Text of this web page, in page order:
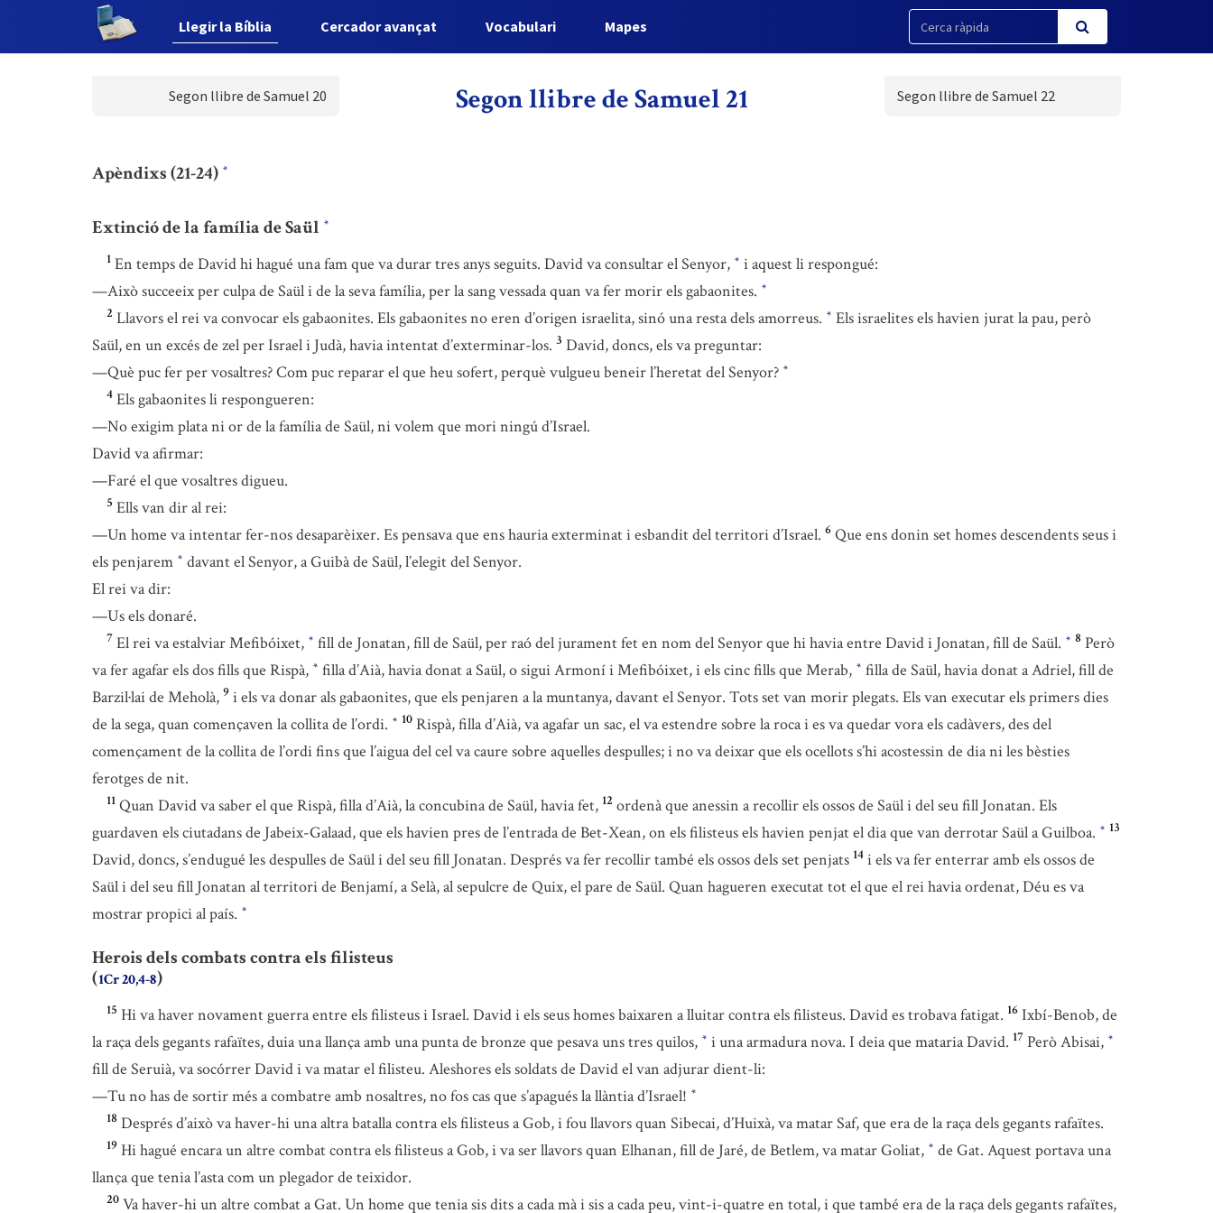
Llegir la Bíblia Cercador avançat Vocabulari Mapes
Segon llibre de Samuel 20 Segon llibre de Samuel 21 Segon llibre de Samuel 22
Apèndixs (21-24) *
Extinció de la família de Saül *
1 En temps de David hi hagué una fam que va durar tres anys seguits. David va consultar el Senyor, * i aquest li respongué:
—Això succeeix per culpa de Saül i de la seva família, per la sang vessada quan va fer morir els gabaonites. *
2 Llavors el rei va convocar els gabaonites. Els gabaonites no eren d’origen israelita, sinó una resta dels amorreus. * Els israelites els havien jurat la pau, però
Saül, en un excés de zel per Israel i Judà, havia intentat d’exterminar-los. 3 David, doncs, els va preguntar:
—Què puc fer per vosaltres? Com puc reparar el que heu sofert, perquè vulgueu beneir l’heretat del Senyor? *
4 Els gabaonites li respongueren:
—No exigim plata ni or de la família de Saül, ni volem que mori ningú d’Israel.
David va afirmar:
—Faré el que vosaltres digueu.
5 Ells van dir al rei:
—Un home va intentar fer-nos desaparèixer. Es pensava que ens hauria exterminat i esbandit del territori d’Israel. 6 Que ens donin set homes descendents seus i
els penjarem * davant el Senyor, a Guibà de Saül, l’elegit del Senyor.
El rei va dir:
—Us els donaré.
7 El rei va estalviar Mefibóixet, * fill de Jonatan, fill de Saül, per raó del jurament fet en nom del Senyor que hi havia entre David i Jonatan, fill de Saül. * 8 Però
va fer agafar els dos fills que Rispà, * filla d’Aià, havia donat a Saül, o sigui Armoní i Mefibóixet, i els cinc fills que Merab, * filla de Saül, havia donat a Adriel, fill de
Barzil·lai de Meholà, 9 i els va donar als gabaonites, que els penjaren a la muntanya, davant el Senyor. Tots set van morir plegats. Els van executar els primers dies
de la sega, quan començaven la collita de l’ordi. * 10 Rispà, filla d’Aià, va agafar un sac, el va estendre sobre la roca i es va quedar vora els cadàvers, des del
començament de la collita de l’ordi fins que l’aigua del cel va caure sobre aquelles despulles; i no va deixar que els ocellots s’hi acostessin de dia ni les bèsties
ferotges de nit.
11 Quan David va saber el que Rispà, filla d’Aià, la concubina de Saül, havia fet, 12 ordenà que anessin a recollir els ossos de Saül i del seu fill Jonatan. Els
guardaven els ciutadans de Jabeix-Galaad, que els havien pres de l’entrada de Bet-Xean, on els filisteus els havien penjat el dia que van derrotar Saül a Guilboa. * 13
David, doncs, s’endugué les despulles de Saül i del seu fill Jonatan. Després va fer recollir també els ossos dels set penjats 14 i els va fer enterrar amb els ossos de
Saül i del seu fill Jonatan al territori de Benjamí, a Selà, al sepulcre de Quix, el pare de Saül. Quan hagueren executat tot el que el rei havia ordenat, Déu es va
mostrar propici al país. *
Herois dels combats contra els filisteus
(1Cr 20,4-8)
15 Hi va haver novament guerra entre els filisteus i Israel. David i els seus homes baixaren a lluitar contra els filisteus. David es trobava fatigat. 16 Ixbí-Benob, de
la raça dels gegants rafaïtes, duia una llança amb una punta de bronze que pesava uns tres quilos, * i una armadura nova. I deia que mataria David. 17 Però Abisai, *
fill de Seruià, va socórrer David i va matar el filisteu. Aleshores els soldats de David el van adjurar dient-li:
—Tu no has de sortir més a combatre amb nosaltres, no fos cas que s’apagués la llàntia d’Israel! *
18 Després d’això va haver-hi una altra batalla contra els filisteus a Gob, i fou llavors quan Sibecai, d’Huixà, va matar Saf, que era de la raça dels gegants rafaïtes.
19 Hi hagué encara un altre combat contra els filisteus a Gob, i va ser llavors quan Elhanan, fill de Jaré, de Betlem, va matar Goliat, * de Gat. Aquest portava una
llança que tenia l’asta com un plegador de teixidor.
20 Va haver-hi un altre combat a Gat. Un home que tenia sis dits a cada mà i sis a cada peu, vint-i-quatre en total, i que també era de la raça dels gegants rafaïtes,